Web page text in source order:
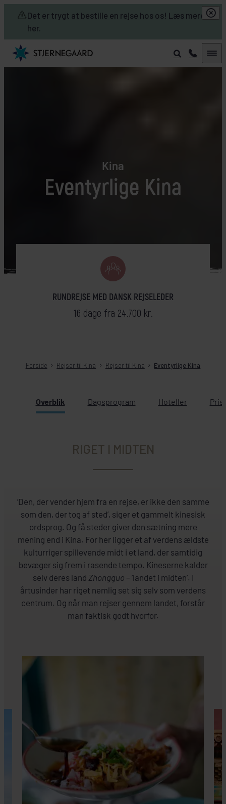
Det er trygt at bestille en rejse hos os! Læs mere
her.
Skip to main content
Kina
Eventyrlige Kina
RUNDREJSE MED DANSK REJSELEDER
16 dage fra 24.700 kr.
Forside Rejser til Kina Rejser til Kina Eventyrlige Kina
Overblik Dagsprogram Hoteller
RIGET I MIDTEN
’Den, der vender hjem fra en rejse, er ikke den samme
som den, der tog af sted’, siger et gammelt kinesisk
ordsprog. Og få steder giver den sætning mere
mening end i Kina. For her ligger et af verdens ældste
kulturriger spillevende midt i et land, der samtidig
bevæger sig frem i rasende tempo. Kineserne kalder
selv deres land Zhongguo – ’landet i midten’. I
årtusinder har riget nemlig set sig selv som verdens
centrum. Og når man rejser gennem landet, forstår
man faktisk godt hvorfor.